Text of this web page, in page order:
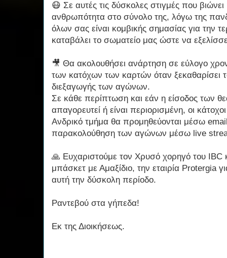
😷 Σε αυτές τις δύσκολες στιγμές που
ανθρωπότητα στο σύνολο της, λόγω της
όλων σας είναι κομβικής σημασίας για την
καταβάλει το σωματείο μας ώστε να
🎥 Θα ακολουθήσει ανάρτηση σε εύλογο
των κατόχων των καρτών όταν ξεκαθαρίσει
διεξαγωγής των αγώνων.
Σε κάθε περίπτωση και εάν η είσοδος των
απαγορευτεί ή είναι περιορισμένη, οι
Ανδρικό τμήμα θα προμηθεύονται μέσω email
παρακολούθηση των αγώνων μέσω live
🙏 Ευχαριστούμε τον Χρυσό χορηγό του IBC
μπάσκετ με Αμαξίδιο, την εταιρία Protergia
αυτή την δύσκολη περίοδο.
Ραντεβού στα γήπεδα!
Εκ της Διοικήσεως.